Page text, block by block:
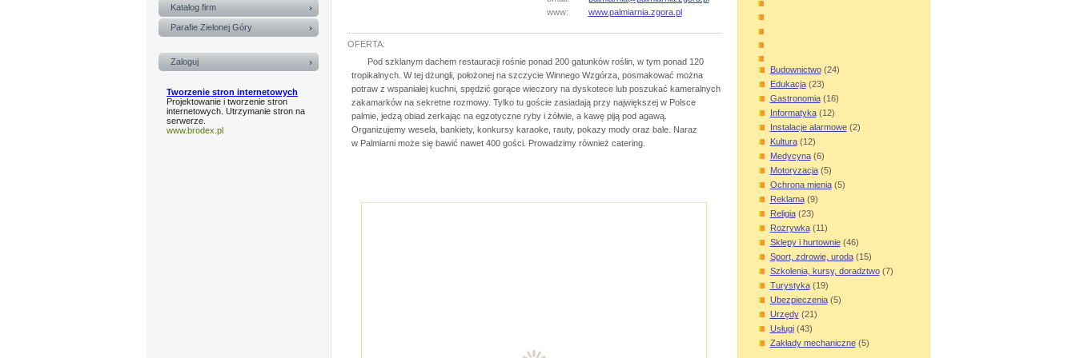
www:
www.palmiarnia.zgora.pl
OFERTA:
Pod szklanym dachem restauracji rośnie ponad 200 gatunków roślin, w tym ponad 120
tropikalnych. W tej dżungli, położonej na szczycie Winnego Wzgórza, posmakować można
potraw z wspaniałej kuchni, spędzić gorące wieczory na dyskotece lub poszukać kameralnych
zakamarków na sekretne rozmowy. Tylko tu goście zasiadają przy największej w Polsce
palmie, jedzą obiad zerkając na egzotyczne ryby i żółwie, a kawę piją pod agawą.
Organizujemy wesela, bankiety, konkursy karaoke, rauty, pokazy mody oraz bale. Naraz
w Palmiarni może się bawić nawet 400 gości. Prowadzimy również catering.
Katalog firm
Parafie Zielonej Góry
Zaloguj
Tworzenie stron internetowych
Projektowanie i tworzenie stron
internetowych. Utrzymanie stron na
serwerze.
www.brodex.pl
Budownictwo(24)
Edukacja(23)
Gastronomia(16)
Informatyka(12)
Instalacje alarmowe(2)
Kultura(12)
Medycyna(6)
Motoryzacja(5)
Ochrona mienia(5)
Reklama(9)
Religia(23)
Rozrywka(11)
Sklepy i hurtownie(46)
Sport, zdrowie, uroda(15)
Szkolenia, kursy, doradztwo(7)
Turystyka(19)
Ubezpieczenia(5)
Urzędy(21)
Usługi(43)
Zakłady mechaniczne(5)